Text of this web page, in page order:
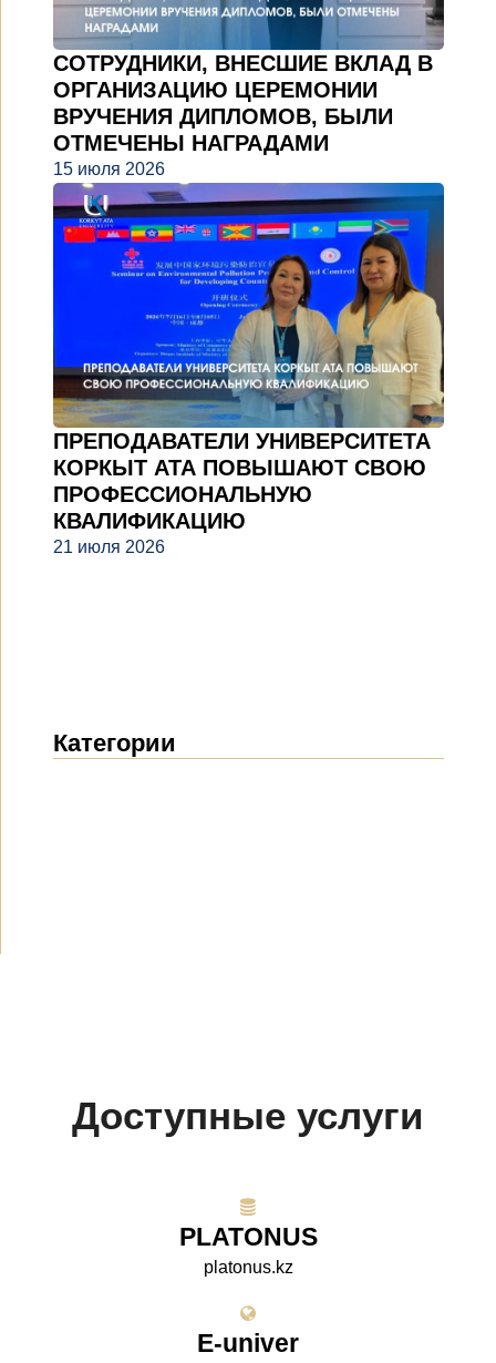
СОТРУДНИКИ, ВНЕСШИЕ ВКЛАД В
ОРГАНИЗАЦИЮ ЦЕРЕМОНИИ
ВРУЧЕНИЯ ДИПЛОМОВ, БЫЛИ
ОТМЕЧЕНЫ НАГРАДАМИ
15 июля 2026
ПРЕПОДАВАТЕЛИ УНИВЕРСИТЕТА
КОРКЫТ АТА ПОВЫШАЮТ СВОЮ
ПРОФЕССИОНАЛЬНУЮ
КВАЛИФИКАЦИЮ
21 июля 2026
Категории
Доступные услуги
PLATONUS
platonus.kz
E-univer